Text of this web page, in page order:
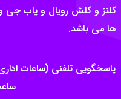
کلنز و کلش رویال و پاب جی
ها می باشد.
ساعت